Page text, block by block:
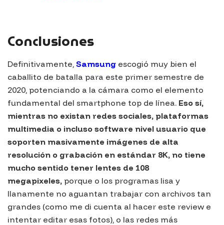
Conclusiones
Definitivamente, Samsung escogió muy bien el
caballito de batalla para este primer semestre de
2020, potenciando a la cámara como el elemento
fundamental del smartphone top de línea. Eso sí,
mientras no existan redes sociales, plataformas
multimedia o incluso software nivel usuario que
soporten masivamente imágenes de alta
resolución o grabación en estándar 8K, no tiene
mucho sentido tener lentes de 108
megapixeles, porque o los programas lisa y
llanamente no aguantan trabajar con archivos tan
grandes (como me di cuenta al hacer este review e
intentar editar esas fotos), o las redes más